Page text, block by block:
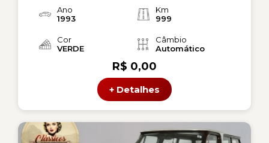
Ano
1993
Km
999
Cor
VERDE
Câmbio
Automático
R$ 0,00
+ Detalhes